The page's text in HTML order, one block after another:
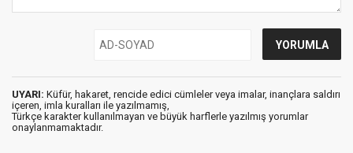
UYARI: Küfür, hakaret, rencide edici cümleler veya imalar, inançlara saldırı
içeren, imla kuralları ile yazılmamış,
Türkçe karakter kullanılmayan ve büyük harflerle yazılmış yorumlar
onaylanmamaktadır.